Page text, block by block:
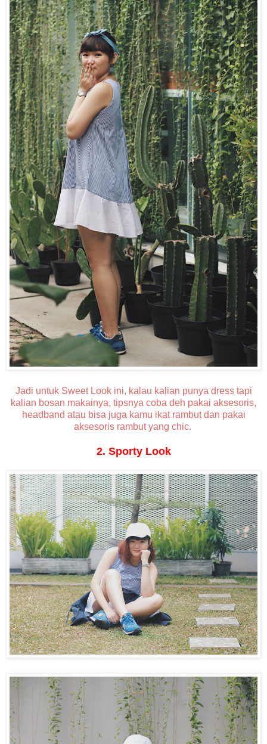
Jadi untuk Sweet Look ini, kalau kalian punya dress tapi
kalian bosan makainya, tipsnya coba deh pakai aksesoris,
headband atau bisa juga kamu ikat rambut dan pakai
aksesoris rambut yang chic.
2. Sporty Look